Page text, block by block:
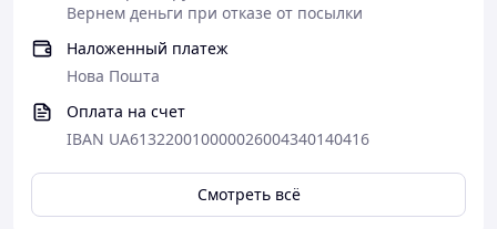
Вернем деньги при отказе от посылки
Наложенный платеж
Нова Пошта
Оплата на счет
IBAN UA613220010000026004340140416
Смотреть всё